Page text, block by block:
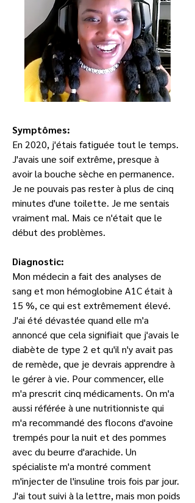
Symptômes:
En 2020, j'étais fatiguée tout le temps.
J'avais une soif extrême, presque à
avoir la bouche sèche en permanence.
Je ne pouvais pas rester à plus de cinq
minutes d'une toilette. Je me sentais
vraiment mal. Mais ce n'était que le
début des problèmes.
Diagnostic:
Mon médecin a fait des analyses de
sang et mon hémoglobine A1C était à
15 %, ce qui est extrêmement élevé.
J'ai été dévastée quand elle m'a
annoncé que cela signifiait que j'avais le
diabète de type 2 et qu'il n'y avait pas
de remède, que je devrais apprendre à
le gérer à vie. Pour commencer, elle
m'a prescrit cinq médicaments. On m'a
aussi référée à une nutritionniste qui
m'a recommandé des flocons d'avoine
trempés pour la nuit et des pommes
avec du beurre d'arachide. Un
spécialiste m'a montré comment
m'injecter de l'insuline trois fois par jour.
J'ai tout suivi à la lettre, mais mon poids